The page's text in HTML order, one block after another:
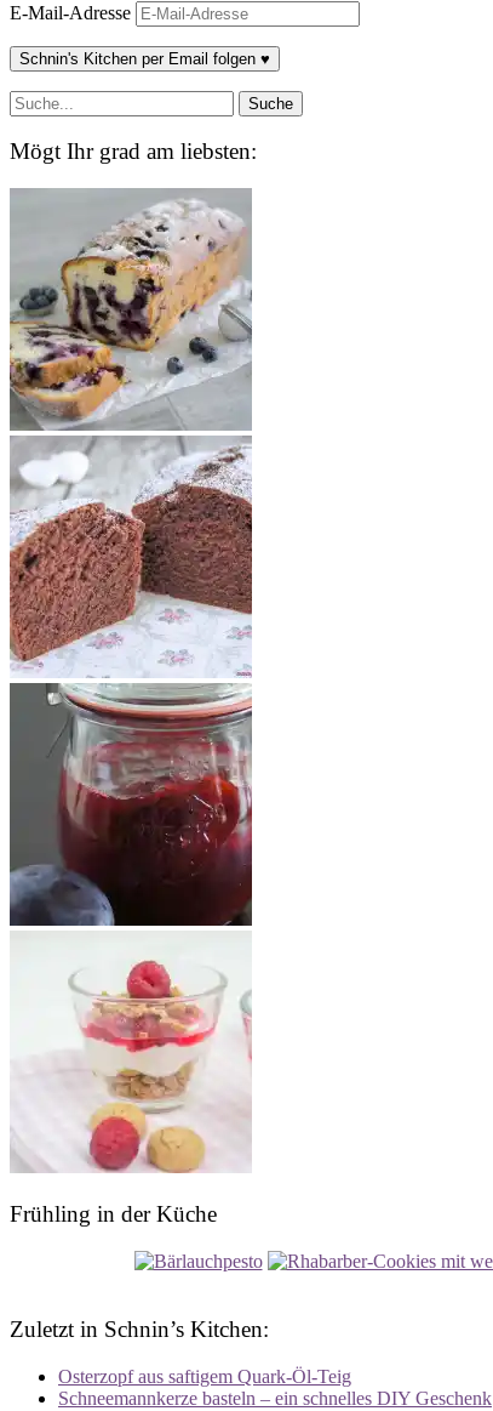
E-Mail-Adresse
Schnin's Kitchen per Email folgen ♥
Mögt Ihr grad am liebsten:
Frühling in der Küche
Zuletzt in Schnin’s Kitchen:
Osterzopf aus saftigem Quark-Öl-Teig
Schneemannkerze basteln – ein schnelles DIY Geschenk